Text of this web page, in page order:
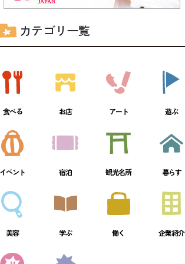
カテゴリ一覧
食べる お店 アート 遊ぶ
イベント 宿泊 観光名所 暮らす
美容 学ぶ 働く 企業紹介